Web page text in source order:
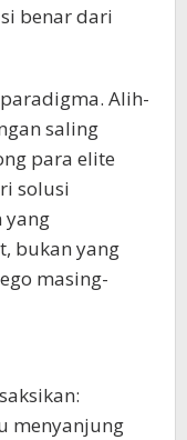
benar dari
Alih-
saling
para elite
solusi
yang
bukan yang
masing-
menyanjung